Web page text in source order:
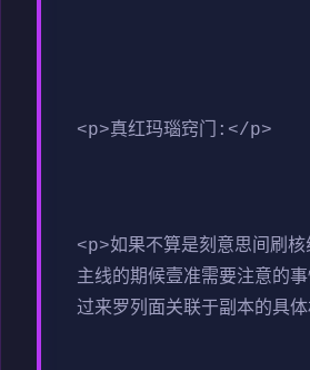
<p>真红玛瑙窍门:</p>
<p>如果不算是刻意思间刷
主线的期候壹准需要注意的
过来罗列面关联于副本的具